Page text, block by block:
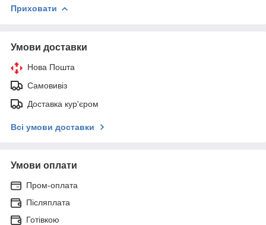
Приховати
Умови доставки
Нова Пошта
Самовивіз
Доставка кур'єром
Всі умови доставки
Умови оплати
Пром-оплата
Післяплата
Готівкою